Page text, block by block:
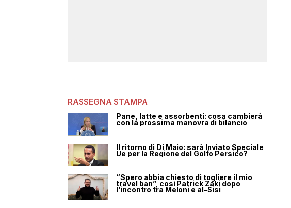
RASSEGNA STAMPA
Pane, latte e assorbenti: cosa cambierà
con la prossima manovra di bilancio
Il ritorno di Di Maio: sarà Inviato Speciale
Ue per la Regione del Golfo Persico?
“Spero abbia chiesto di togliere il mio
travel ban”, così Patrick Zaki dopo
l’incontro tra Meloni e al-Sisi